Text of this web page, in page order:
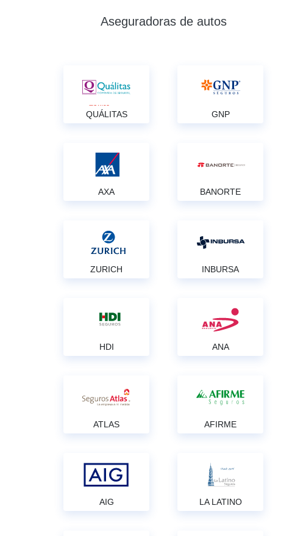
Aseguradoras de autos
QUÁLITAS GNP
AXA BANORTE
ZURICH INBURSA
HDI ANA
ATLAS AFIRME
AIG LA LATINO